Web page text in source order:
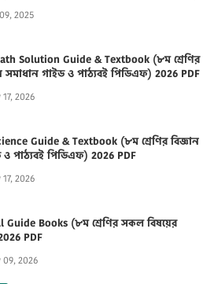
2025
Solution Guide & Textbook (৮ম শ্রেণির
গাইড ও পাঠ্যবই পিডিএফ) 2026 PDF
2026
Guide & Textbook (৮ম শ্রেণির বিজ্ঞান
পাঠ্যবই পিডিএফ) 2026 PDF
2026
Guide Books (৮ম শ্রেণির সকল বিষয়ের
PDF
2026